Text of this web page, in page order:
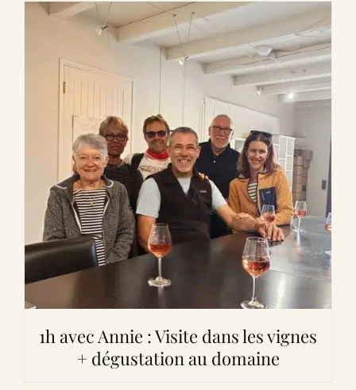
1h avec Annie : Visite dans les vignes
+ dégustation au domaine